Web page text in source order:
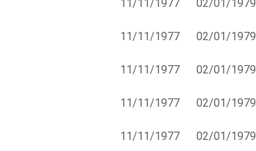
11/11/1977 02/01/1979
11/11/1977 02/01/1979
11/11/1977 02/01/1979
11/11/1977 02/01/1979
11/11/1977 02/01/1979